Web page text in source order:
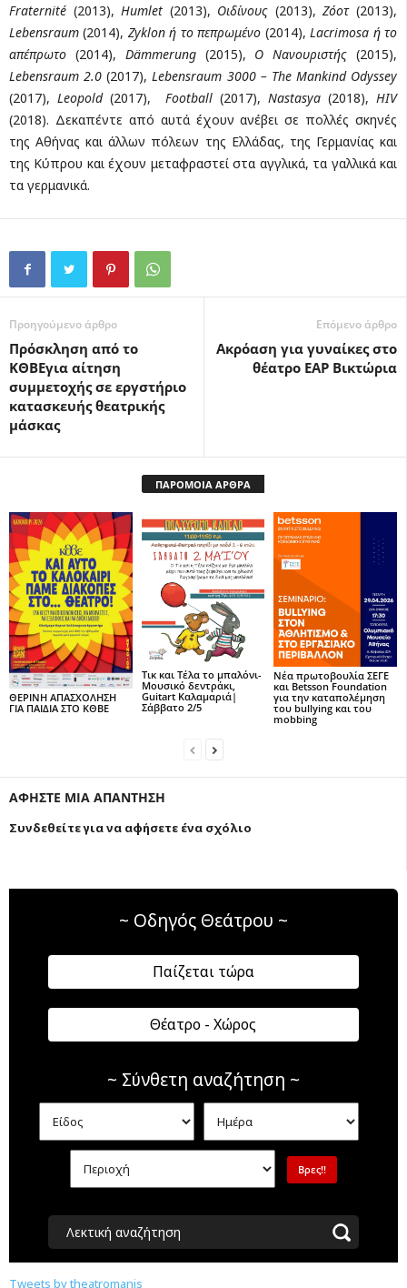
Fraternité (2013),Humlet (2013), Οιδίνους (2013),Zόοτ(2013),
Lebensraum (2014), Zyklon ή το πεπρωμένο (2014),Lacrimosa ή το
απέπρωτο (2014), Dämmerung(2015), O Νανουριστής (2015),
Lebensraum 2.0 (2017),Lebensraum 3000 – The Mankind Odyssey
(2017), Leopold(2017), Football (2017), Nastasya (2018), HIV
(2018). Δεκαπέντε από αυτά έχουν ανέβει σε πολλές σκηνές
της Αθήνας και άλλων πόλεων της Ελλάδας, της Γερμανίας και
της Κύπρου και έχουν μεταφραστεί στα αγγλικά, τα γαλλικά και
τα γερμανικά.
Προηγούμενο άρθρο
Πρόσκληση από το
ΚΘΒΕγια αίτηση
συμμετοχής σε εργστήριο
κατασκευής θεατρικής
μάσκας
Επόμενο άρθρο
Ακρόαση για γυναίκες στο
θέατρο ΕΑΡ Βικτώρια
ΠΑΡΟΜΟΙΑ ΑΡΘΡΑ
ΘΕΡΙΝΗ ΑΠΑΣΧΟΛΗΣΗ
ΓΙΑ ΠΑΙΔΙΑ ΣΤΟ ΚΘΒΕ
Τικ και Τέλα το μπαλόνι-
Μουσικό δεντράκι,
Guitart Καλαμαριά|
Σάββατο 2/5
Νέα πρωτοβουλία ΣΕΓΕ
και Betsson Foundation
για την καταπολέμηση
του bullying και του
mobbing
ΑΦΗΣΤΕ ΜΙΑ ΑΠΑΝΤΗΣΗ
Συνδεθείτε για να αφήσετε ένα σχόλιο
~ Οδηγός Θεάτρου ~
Παίζεται τώρα
Θέατρο - Χώρος
~ Σύνθετη αναζήτηση ~
Λεκτική αναζήτηση
Tweets by theatromanis